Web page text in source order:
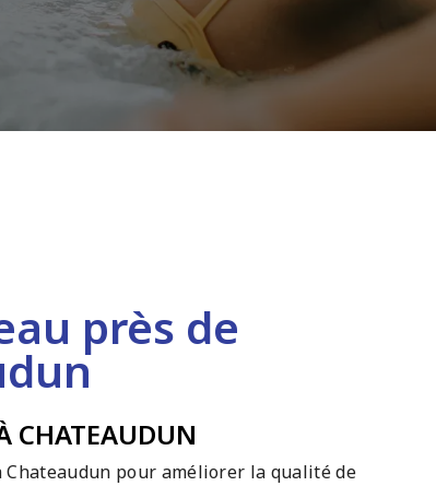
près de
CHATEAUDUN
Chateaudun pour améliorer la qualité de